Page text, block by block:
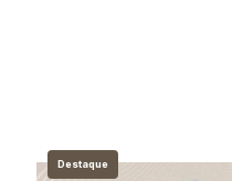
Destaque